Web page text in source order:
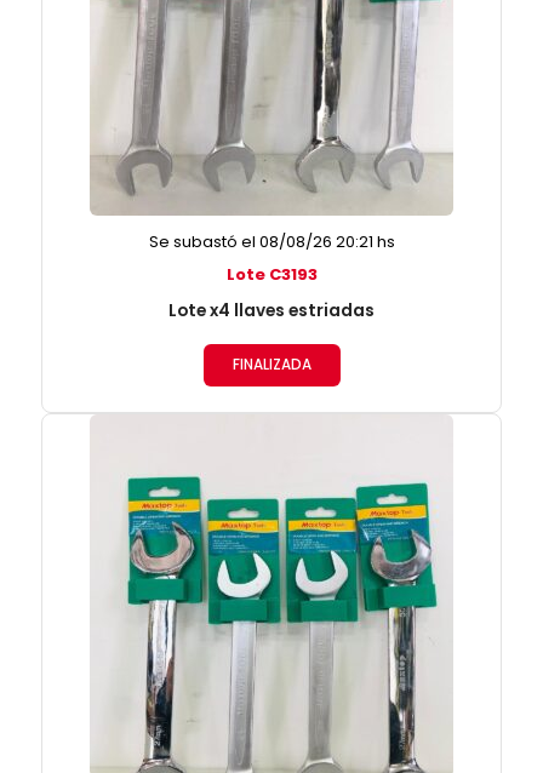
Se subastó el 08/08/26 20:21 hs
Lote C3193
Lote x4 llaves estriadas
FINALIZADA